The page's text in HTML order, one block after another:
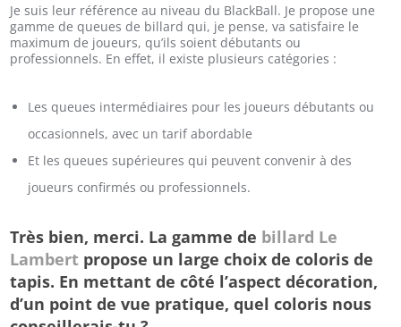
Je suis leur référence au niveau du BlackBall. Je propose une
gamme de queues de billard qui, je pense, va satisfaire le
maximum de joueurs, qu’ils soient débutants ou
professionnels. En effet, il existe plusieurs catégories :
Les queues intermédiaires pour les joueurs débutants ou
occasionnels, avec un tarif abordable
Et les queues supérieures qui peuvent convenir à des
joueurs confirmés ou professionnels.
Très bien, merci. La gamme de billard Le
Lambert propose un large choix de coloris de
tapis. En mettant de côté l’aspect décoration,
d’un point de vue pratique, quel coloris nous